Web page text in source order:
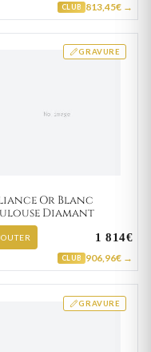
CLUB 813,45€ →
GRAVURE
Or Blanc
Diamant
1 814€
CLUB 906,96€ →
GRAVURE